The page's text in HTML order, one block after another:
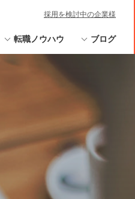
転職ノウハウ ブログ
採用を検討中の企業様